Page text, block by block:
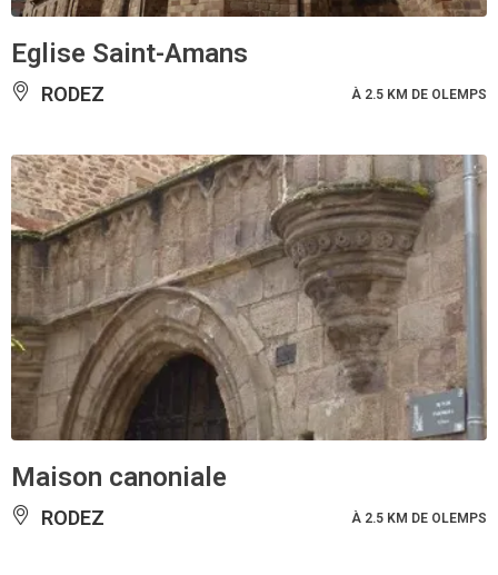
Eglise Saint-Amans
RODEZ À 2.5 KM DE OLEMPS
Maison canoniale
RODEZ À 2.5 KM DE OLEMPS